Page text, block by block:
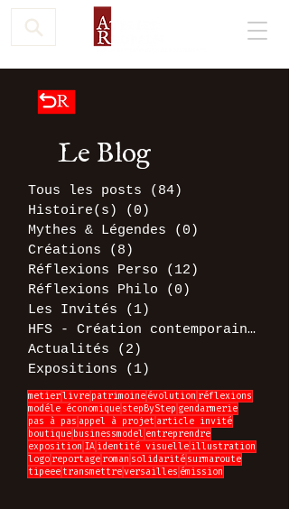
Le Blog
Tous les posts (84)
Histoire(s)
(0)
Mythes & Légendes
(0)
Créations
(8)
Réflexions Perso
(12)
Réflexions Philo
(0)
Les Invités
(1)
HFS - Création contemporaine
Actualités
(2)
Expositions
(1)
metierlivre patrimoine évolution réflexions
modéle économique stepByStep gendarmerie
pas à pas appel à projet article invité
boutique businessmodel entreprendre
exposition IA identité visuelle illustration
logo reportage roman solidarité surmaroute
tipeeetransmettreversailles émission